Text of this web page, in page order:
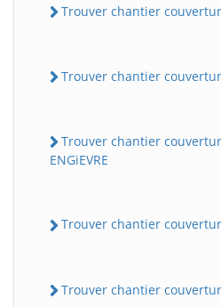
Trouver chantier
Trouver chantier
Trouver chantier
ENGiEVRE
Trouver chantier
Trouver chantier